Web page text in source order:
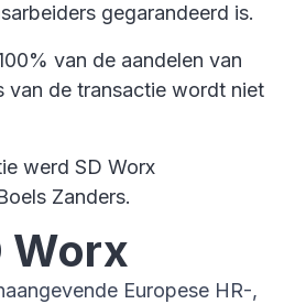
gegarandeerd is.
van de aandelen van
van de transactie wordt niet
werd SD Worx
Zanders.
Worx
Europese HR-,